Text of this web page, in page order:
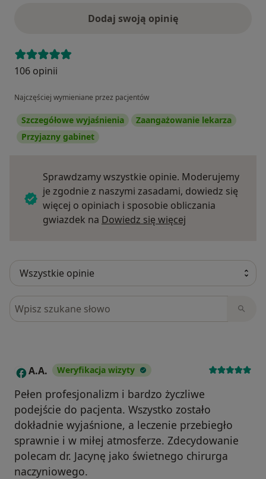
Dodaj swoją opinię
106 opinii
Najczęściej wymieniane przez pacjentów
Szczegółowe wyjaśnienia
Zaangażowanie lekarza
Przyjazny gabinet
Sprawdzamy wszystkie opinie. Moderujemy
je zgodnie z naszymi zasadami, dowiedz się
więcej o opiniach i sposobie obliczania
gwiazdek na Dowiedz się więcej
Szukaj w opiniach
A A.A. Weryfikacja wizyty
Pełen profesjonalizm i bardzo życzliwe
podejście do pacjenta. Wszystko zostało
dokładnie wyjaśnione, a leczenie przebiegło
sprawnie i w miłej atmosferze. Zdecydowanie
polecam dr. Jacynę jako świetnego chirurga
naczyniowego.